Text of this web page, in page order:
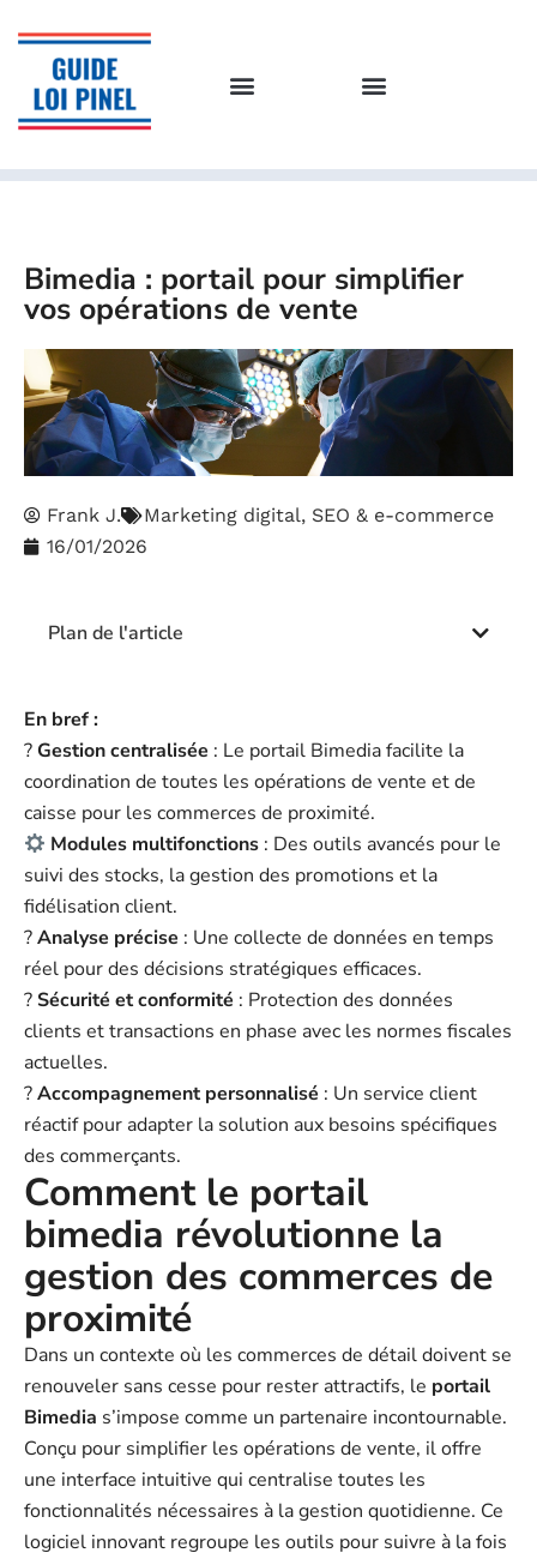
Bimedia : portail pour simplifier
vos opérations de vente
Frank J.
Marketing digital, SEO & e-commerce
16/01/2026
Plan de l'article
En bref :
?Gestion centralisée : Le portail Bimedia facilite la
coordination de toutes les opérations de vente et de
caisse pour les commerces de proximité.
Modules multifonctions : Des outils avancés pour le
suivi des stocks, la gestion des promotions et la
fidélisation client.
?Analyse précise : Une collecte de données en temps
réel pour des décisions stratégiques efficaces.
?Sécurité et conformité : Protection des données
clients et transactions en phase avec les normes fiscales
actuelles.
?Accompagnement personnalisé : Un service client
réactif pour adapter la solution aux besoins spécifiques
des commerçants.
Comment le portail
bimedia révolutionne la
gestion des commerces de
proximité
Dans un contexte où les commerces de détail doivent se
renouveler sans cesse pour rester attractifs, le portail
Bimedia s’impose comme un partenaire incontournable.
Conçu pour simplifier les opérations de vente, il offre
une interface intuitive qui centralise toutes les
fonctionnalités nécessaires à la gestion quotidienne. Ce
logiciel innovant regroupe les outils pour suivre à la fois